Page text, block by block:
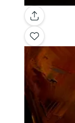
Galerie